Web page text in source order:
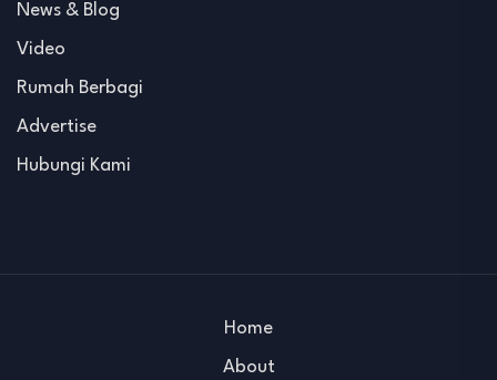
News & Blog
Video
Rumah Berbagi
Advertise
Hubungi Kami
Home
About